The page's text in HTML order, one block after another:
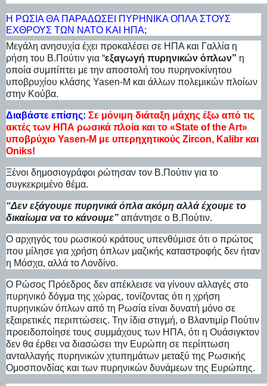
Η ΡΩΣΊΑ ΘΑ ΠΑΡΑΔΏΣΕΙ ΠΥΡΗΝΙΚΆ ΌΠΛΑ ΣΤΟΥΣ
ΕΧΘΡΟΎΣ ΤΩΝ ΝΑΤΟ ΚΑΙ ΗΠΑ;
Mεγάλη ανησυχία έχει προκαλέσει σε ΗΠΑ και Γαλλία η
ρήση του Β.Πούτιν για “εξαγωγή πυρηνικών όπλων” η
οποία συμπίπτει με την αποστολή του πυρηνοκίνητου
υποβρυχίου κλάσης Yasen-M και άλλων πολεμικών πλοίων
στην Κούβα.
Διαβάστε επίσης: Σε μόνιμη διάταξη μάχης έξω από τις
ακτές των ΗΠΑ ρωσικά πλοία και το «State of the Art»
υποβρύχιο Yasen-M με υπερηχητικούς Zircon, Kalibr και
Oniks!
Ξένοι δημοσιογράφοι ρώτησαν τον Β.Πούτιν για το
συγκεκριμένο θέμα.
“Δεν εξάγουμε πυρηνικά όπλα ακόμη αλλά έχουμε το
δικαίωμα να το κάνουμε” απάντησε ο Β.Πούτιν.
Ο αρχηγός του ρωσικού κράτους υπενθύμισε ότι ο πρώτος
που μίλησε για χρήση όπλων μαζικής καταστροφής δεν ήταν
η Μόσχα, αλλά το Λονδίνο.
Ο Ρώσος Πρόεδρος δεν απέκλεισε να γίνουν αλλαγές στο
πυρηνικό δόγμα της χώρας, τονίζοντας ότι η χρήση
πυρηνικών όπλων από τη Ρωσία είναι δυνατή μόνο σε
εξαιρετικές περιπτώσεις. Την ίδια στιγμή, ο Βλαντιμίρ Πούτιν
προειδοποίησε τους συμμάχους των ΗΠΑ, ότι η Ουάσιγκτον
δεν θα έρθει να διασώσει την Ευρώπη σε περίπτωση
ανταλλαγής πυρηνικών χτυπημάτων μεταξύ της Ρωσικής
Ομοσπονδίας και των πυρηνικών δυνάμεων της Ευρώπης.